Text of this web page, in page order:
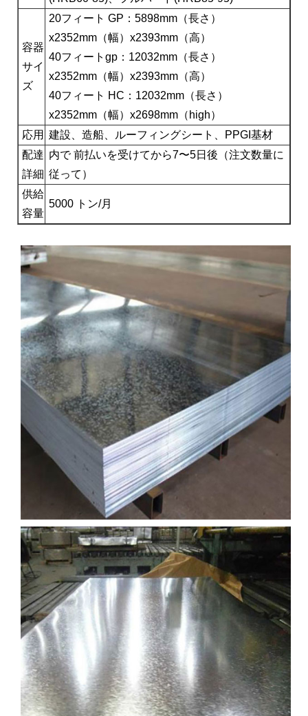
容器
サイ
ズ
20フィート GP：5898mm（長さ）
x2352mm（幅）x2393mm（高）
40フィートgp：12032mm（長さ）
x2352mm（幅）x2393mm（高）
40フィート HC：12032mm（長さ）
x2352mm（幅）x2698mm（high）
応用 建設、造船、ルーフィングシート、PPGI基材
配達
詳細
内で 前払いを受けてから7〜5日後（注文数量に
従って）
供給
容量
5000 トン/月